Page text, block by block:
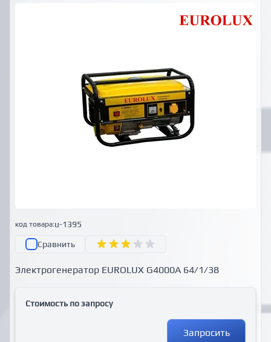
код товара:u-1395
Сравнить
Электрогенератор EUROLUX G4000A 64/1/38
Стоимость по запросу
Запросить